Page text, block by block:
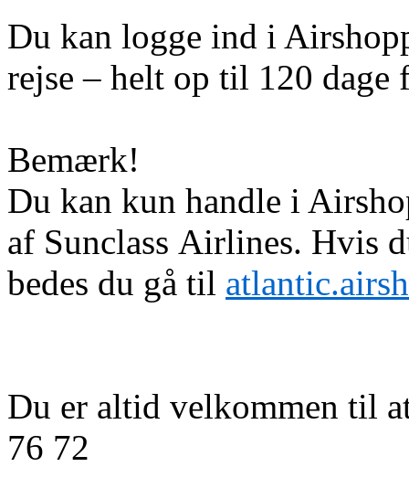
Du kan logge ind i
rejse – helt op til 120 dage
Bemærk!
Du kan kun handle i
af Sunclass Airlines. Hvis
bedes du gå til
Du er altid velkommen til
76 72